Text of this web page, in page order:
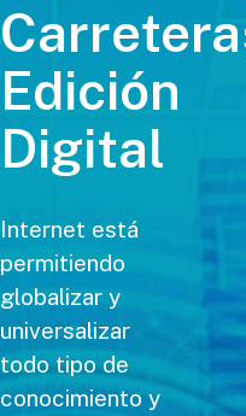
Edición
Digital
Internet está
permitiendo
globalizar y
universalizar
todo tipo de
conocimiento y